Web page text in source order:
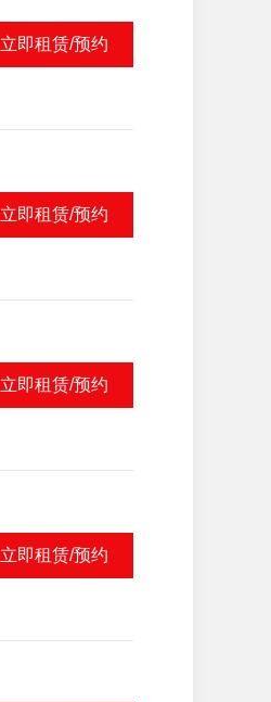
立即租赁/预约
立即租赁/预约
立即租赁/预约
立即租赁/预约